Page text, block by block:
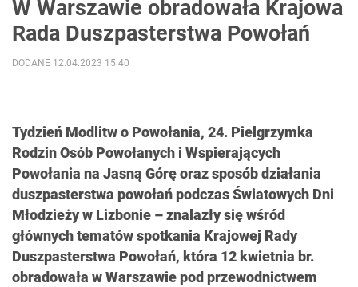
W Warszawie obradowała Krajowa
Rada Duszpasterstwa Powołań
Tydzień Modlitw o Powołania, 24. Pielgrzymka
Rodzin Osób Powołanych i Wspierających
Powołania na Jasną Górę oraz sposób działania
duszpasterstwa powołań podczas Światowych Dni
Młodzieży w Lizbonie – znalazły się wśród
głównych tematów spotkania Krajowej Rady
Duszpasterstwa Powołań, która 12 kwietnia br.
obradowała w Warszawie pod przewodnictwem
DODANE 12.04.2023 15:40